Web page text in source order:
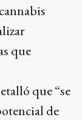
que
que “se
de